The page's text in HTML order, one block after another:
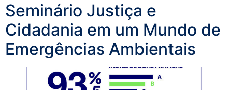
Seminário Justiça e
Cidadania em um Mundo de
Emergências Ambientais